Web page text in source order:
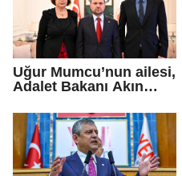
Uğur Mumcu’nun ailesi,
Adalet Bakanı Akın